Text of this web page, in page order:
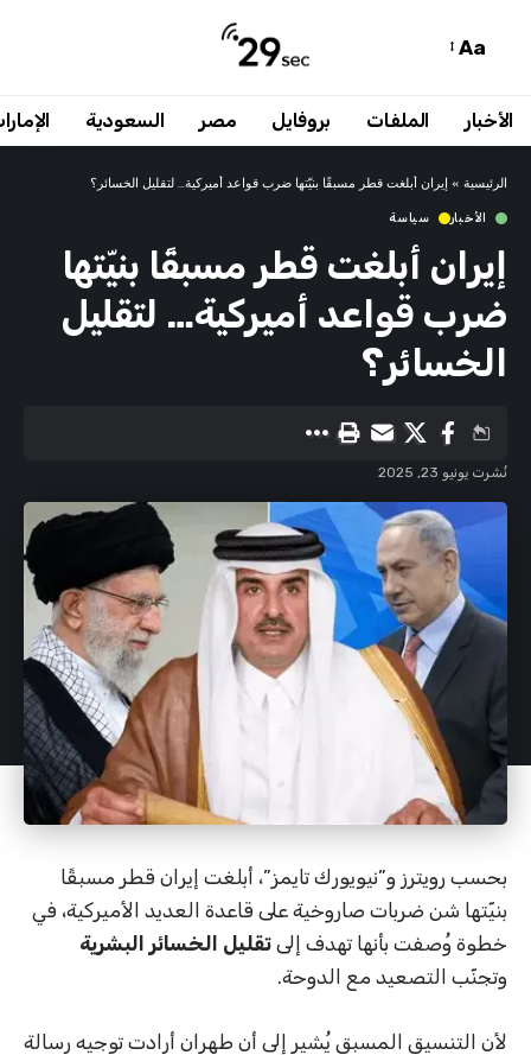
Aa
الأخبار الملفات بروفايل مصر السعودية
الرئيسية » إيران أبلغت قطر مسبقًا بنيّتها ضرب قواعد أميركية… لتقليل الخسائر؟
الأخبار سياسة
إيران أبلغت قطر مسبقًا بنيّتها
ضرب قواعد أميركية… لتقليل
الخسائر؟
نُشرت يونيو 23, 2025
بحسب رويترز و”نيويورك تايمز”، أبلغت إيران قطر مسبقًا
بنيّتها شن ضربات صاروخية على قاعدة العديد الأميركية، في
خطوة وُصفت بأنها تهدف إلى تقليل الخسائر البشرية
وتجنّب التصعيد مع الدوحة.
لأن التنسيق المسبق يُشير إلى أن طهران أرادت توجيه رسالة